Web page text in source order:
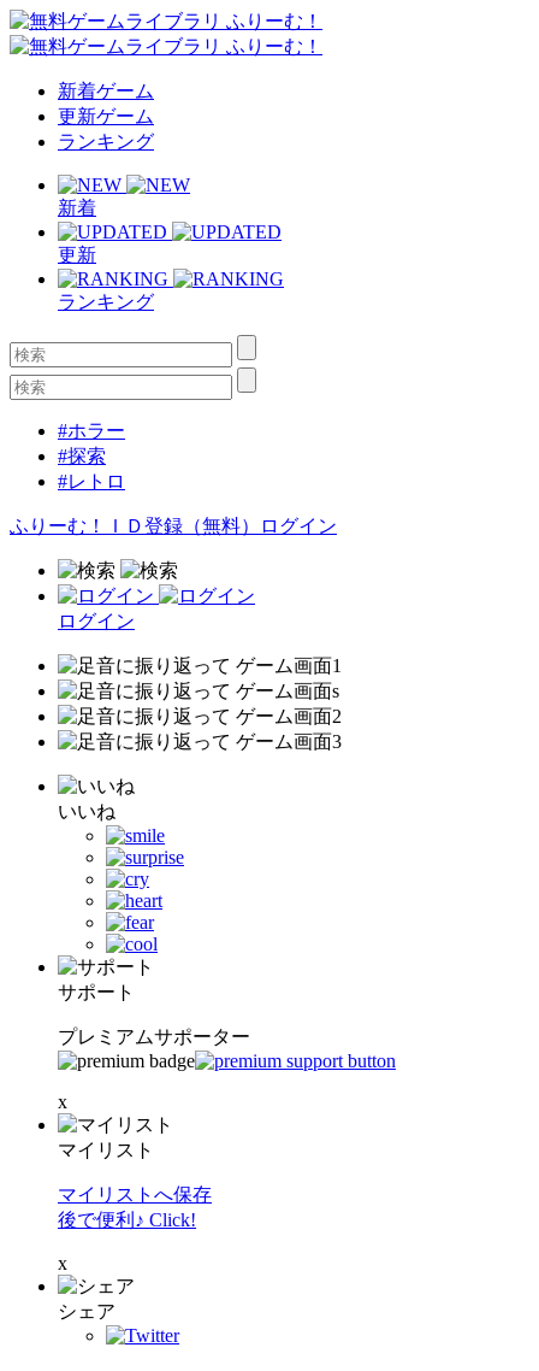
新着ゲーム
更新ゲーム
ランキング
新着
更新
ランキング
#ホラー
#探索
#レトロ
ふりーむ！ＩＤ登録（無料） ログイン
ログイン
いいね
サポート
プレミアムサポーター
x
マイリスト
マイリストへ保存
後で便利♪ Click!
x
シェア